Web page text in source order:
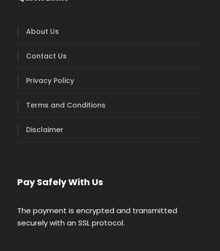
About Us
Contact Us
Privacy Policy
Terms and Conditions
Disclaimer
Pay Safely With Us
The payment is encrypted and transmitted
securely with an SSL protocol.